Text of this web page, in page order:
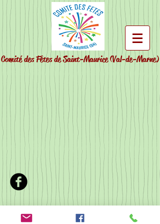
Comité des Fêtes de Saint-Maurice(Val-de-Marne)